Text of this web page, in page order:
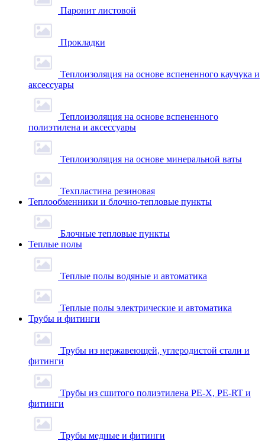
Паронит листовой
Прокладки
Теплоизоляция на основе вспененного каучука и
аксессуары
Теплоизоляция на основе вспененного
полиэтилена и аксессуары
Теплоизоляция на основе минеральной ваты
Техпластина резиновая
Теплообменники и блочно-тепловые пункты
Блочные тепловые пункты
Теплые полы
Теплые полы водяные и автоматика
Теплые полы электрические и автоматика
Трубы и фитинги
Трубы из нержавеющей, углеродистой стали и
фитинги
Трубы из сшитого полиэтилена PE-X, PE-RT и
фитинги
Трубы медные и фитинги